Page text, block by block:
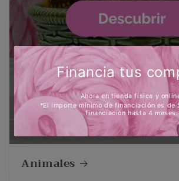
Animales